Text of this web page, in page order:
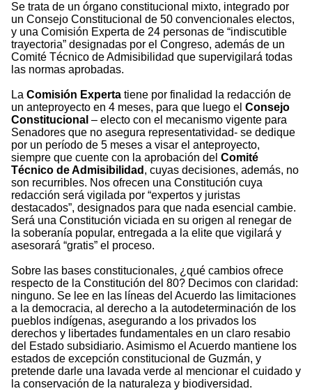
Se trata de un órgano constitucional mixto, integrado por
un Consejo Constitucional de 50 convencionales electos,
y una Comisión Experta de 24 personas de “indiscutible
trayectoria” designadas por el Congreso, además de un
Comité Técnico de Admisibilidad que supervigilará todas
las normas aprobadas.
La Comisión Experta tiene por finalidad la redacción de
un anteproyecto en 4 meses, para que luego el Consejo
Constitucional – electo con el mecanismo vigente para
Senadores que no asegura representatividad- se dedique
por un período de 5 meses a visar el anteproyecto,
siempre que cuente con la aprobación del Comité
Técnico de Admisibilidad , cuyas decisiones, además, no
son recurribles. Nos ofrecen una Constitución cuya
redacción será vigilada por “expertos y juristas
destacados”, designados para que nada esencial cambie.
Será una Constitución viciada en su origen al renegar de
la soberanía popular, entregada a la elite que vigilará y
asesorará “gratis” el proceso.
Sobre las bases constitucionales, ¿qué cambios ofrece
respecto de la Constitución del 80? Decimos con claridad:
ninguno. Se lee en las líneas del Acuerdo las limitaciones
a la democracia, al derecho a la autodeterminación de los
pueblos indígenas, asegurando a los privados los
derechos y libertades fundamentales en un claro resabio
del Estado subsidiario. Asimismo el Acuerdo mantiene los
estados de excepción constitucional de Guzmán, y
pretende darle una lavada verde al mencionar el cuidado y
la conservación de la naturaleza y biodiversidad.